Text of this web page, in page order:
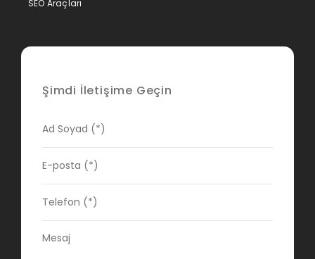
SEO Araçları
Şimdi İletişime Geçin